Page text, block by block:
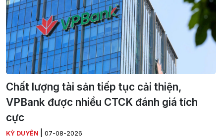
Chất lượng tài sản tiếp tục cải thiện,
VPBank được nhiều CTCK đánh giá tích
cực
KỲ DUYÊN 07-08-2026